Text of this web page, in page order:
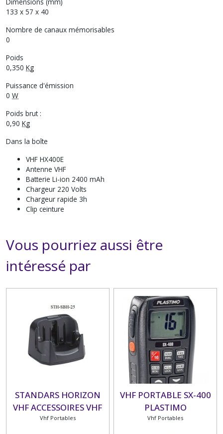
133 x 57 x 40
Nombre de canaux mémorisables
0
Poids
0,350 Kg
Puissance d'émission
0 W
Poids brut :
0,90 Kg
Dans la boîte
VHF HX400E
Antenne VHF
Batterie Li-ion 2400 mAh
Chargeur 220 Volts
Chargeur rapide 3h
Clip ceinture
Vous pourriez aussi être
intéressé par
STANDARS HORIZON
VHF ACCESSOIRES VHF
PORTABLES
Vhf Portables
VHF PORTABLE SX-400
PLASTIMO
Vhf Portables